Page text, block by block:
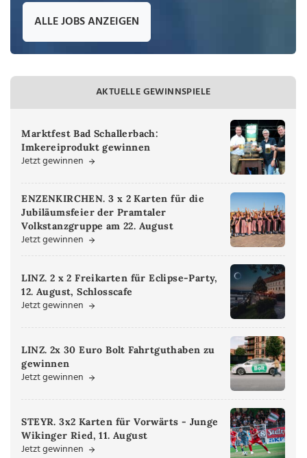
ALLE JOBS ANZEIGEN
AKTUELLE GEWINNSPIELE
Marktfest Bad Schallerbach:
Imkereiprodukt gewinnen
Jetzt gewinnen
ENZENKIRCHEN. 3 x 2 Karten für die
Jubiläumsfeier der Pramtaler
Volkstanzgruppe am 22. August
Jetzt gewinnen
LINZ. 2 x 2 Freikarten für Eclipse-Party,
12. August, Schlosscafe
Jetzt gewinnen
LINZ. 2x 30 Euro Bolt Fahrtguthaben zu
gewinnen
Jetzt gewinnen
STEYR. 3x2 Karten für Vorwärts - Junge
Wikinger Ried, 11. August
Jetzt gewinnen